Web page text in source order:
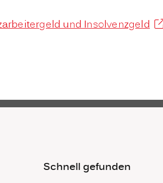
und Insolvenzgeld
Schnell gefunden